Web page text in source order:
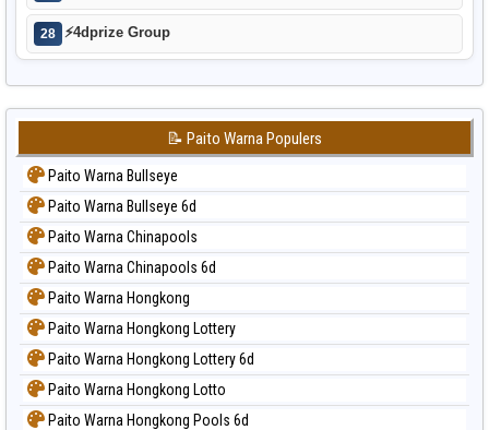
28 ⚡4dprize Group
📝 Paito Warna Populers
Paito Warna Bullseye
Paito Warna Bullseye 6d
Paito Warna Chinapools
Paito Warna Chinapools 6d
Paito Warna Hongkong
Paito Warna Hongkong Lottery
Paito Warna Hongkong Lottery 6d
Paito Warna Hongkong Lotto
Paito Warna Hongkong Pools 6d